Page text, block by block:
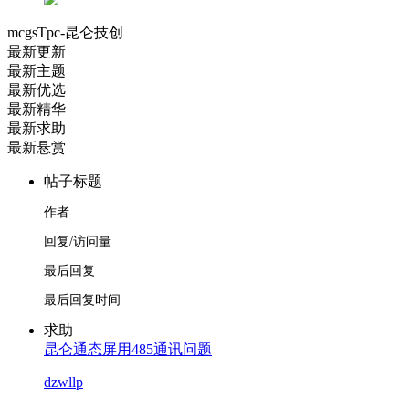
mcgsTpc-昆仑技创
最新更新
最新主题
最新优选
最新精华
最新求助
最新悬赏
帖子标题
作者
回复/访问量
最后回复
最后回复时间
求助
昆仑通态屏用485通讯问题
dzwllp